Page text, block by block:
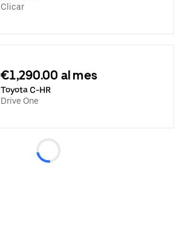
Clicar
€1,290.00 al mes
Toyota C-HR
Drive One